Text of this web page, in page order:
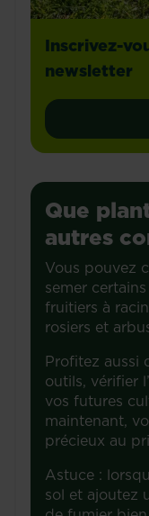
Inscrivez-
newsletter
Que
autres
Vous pouvez
semer
fruitiers à
rosiers et
Profitez aussi
outils, vérifier
vos futures
maintenant,
précieux au
Astuce :
sol et ajoutez